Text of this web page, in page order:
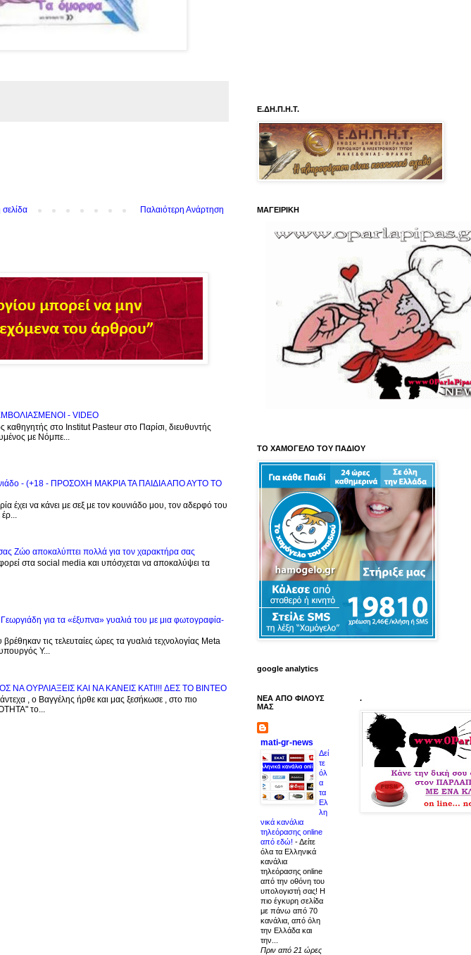
Παλαιότερη Ανάρτηση
σελίδα
- VIDEO
στο Institut Pasteur στο Παρίσι, διευθυντής
με Νόμπε...
- (+18 - ΠΡΟΣΟΧΗ ΜΑΚΡΙΑ ΤΑ ΠΑΙΔΙΑ ΑΠΟ ΑΥΤΟ ΤΟ
έχει να κάνει με σεξ με τον κουνιάδο μου, τον αδερφό του
Zώο αποκαλύπτει πολλά για τον χαρακτήρα σας
στα social media και υπόσχεται να αποκαλύψει τα
για τα «έξυπνα» γυαλιά του με μια φωτογραφία-
τις τελευταίες ώρες τα γυαλιά τεχνολογίας Meta
Υ...
ΝΑ ΟΥΡΛIAΞΕΙΣ ΚΑΙ ΝΑ ΚΑΝΕΙΣ KATI!!! ΔΕΣ TO BINTEO
, ο Βαγγέλης ήρθε και μας ξεσήκωσε , στο πιο
το...
Ε.ΔΗ.Π.Η.Τ.
ΜΑΓΕΙΡΙΚΗ
ΤΟ ΧΑΜΟΓΕΛΟ ΤΟΥ ΠΑΔΙΟΥ
google analytics
ΝΕΑ ΑΠΟ ΦΙΛΟΥΣ
ΜΑΣ
mati-gr-news
Δεί
τε
όλ
α
τα
Ελ
λη
νικά κανάλια
τηλεόρασης online
από εδώ! -Δείτε
όλα τα Ελληνικά
κανάλια
τηλεόρασης online
από την οθόνη του
υπολογιστή σας! Η
πιο έγκυρη σελίδα
με πάνω από 70
κανάλια, από όλη
την Ελλάδα και
την...
Πριν από 21 ώρες
.